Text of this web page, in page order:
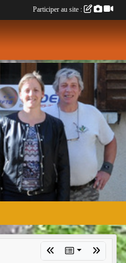
Participer au site :